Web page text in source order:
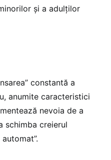
și a adulților
constantă a
anumite caracteristici
nevoia de a
schimba creierul